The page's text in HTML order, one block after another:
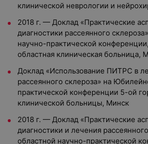
клинической неврологии и
2018 г. — Доклад «Практические
диагностики рассеянного
научно-практической
областная клиническая больница,
Доклад «Использование ПИТРС в
рассеянного склероза» на
практической конференции 5-ой
клинической больницы, Минск
2018 г. — Доклад «Практические
диагностики и лечения
областной научно-практической